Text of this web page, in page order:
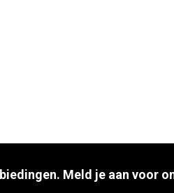
Meld je aan voor